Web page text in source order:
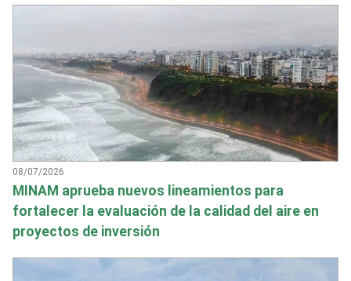
08/07/2026
MINAM aprueba nuevos lineamientos para
fortalecer la evaluación de la calidad del aire en
proyectos de inversión